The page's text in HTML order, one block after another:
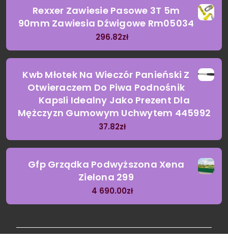
Rexxer Zawiesie Pasowe 3T 5m
90mm Zawiesia Dźwigowe Rm05034
296.82zł
Kwb Młotek Na Wieczór Panieński Z
Otwieraczem Do Piwa Podnośnik
Kapsli Idealny Jako Prezent Dla
Mężczyzn Gumowym Uchwytem 445992
37.82zł
Gfp Grządka Podwyższona Xena
Zielona 299
4 690.00zł